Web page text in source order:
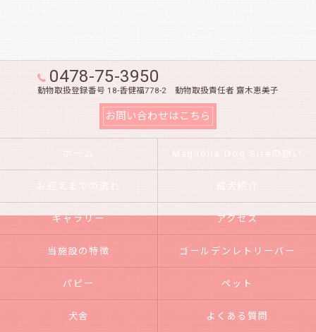
0478-75-3950
動物取扱登録番号 18-香健福778-2 動物取扱責任者 齋木恵美子
お問い合わせはこちら
ホーム Magnolia Dog Siteの想い
お迎えまでの流れ 成犬紹介
ギャラリー アクセス
当施設の特徴 ゴールデンレトリーバー
パピー ペット
犬舎 よくある質問